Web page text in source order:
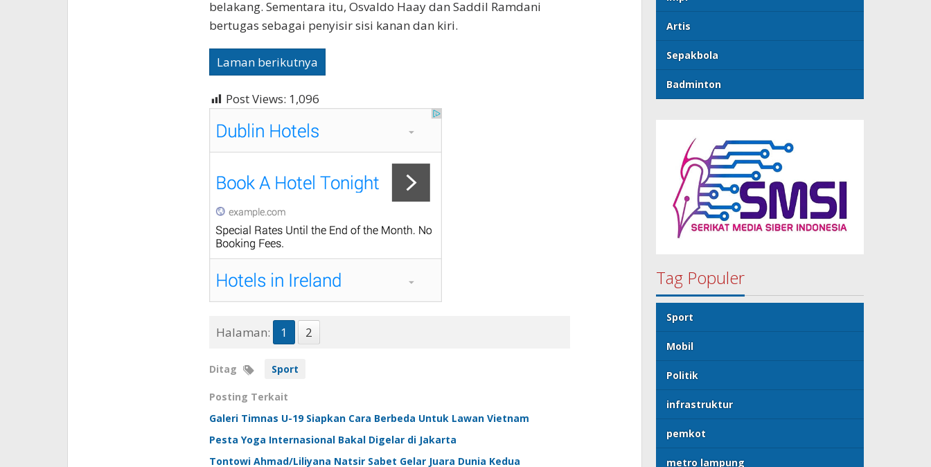
belakang. Sementara itu, Osvaldo Haay dan Saddil Ramdani
bertugas sebagai penyisir sisi kanan dan kiri.
Laman berikutnya
Post Views: 1,096
Halaman: 1 2
Ditag Sport
Posting Terkait
Galeri Timnas U-19 Siapkan Cara Berbeda Untuk Lawan Vietnam
Pesta Yoga Internasional Bakal Digelar di Jakarta
Tontowi Ahmad/Liliyana Natsir Sabet Gelar Juara Dunia Kedua
Artis
Sepakbola
Badminton
Tag Populer
Sport
Mobil
Politik
infrastruktur
pemkot
metro lampung